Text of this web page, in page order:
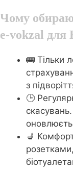
Чому
e-vokzal для
🚌 Тільки
з
🕒
💺